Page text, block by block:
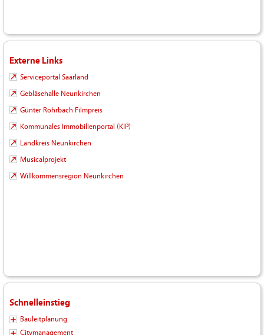
Externe Links
Serviceportal Saarland
Gebläsehalle Neunkirchen
Günter Rohrbach Filmpreis
Kommunales Immobilienportal (KIP)
Landkreis Neunkirchen
Musicalprojekt
Willkommensregion Neunkirchen
Schnelleinstieg
Bauleitplanung
Citymanagement